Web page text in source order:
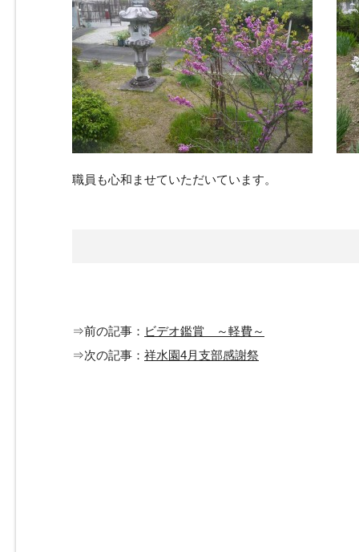
職員も心和ませていただいています。
⇒前の記事： ビデオ鑑賞 ～軽費～
⇒次の記事： 祥水園4月支部感謝祭